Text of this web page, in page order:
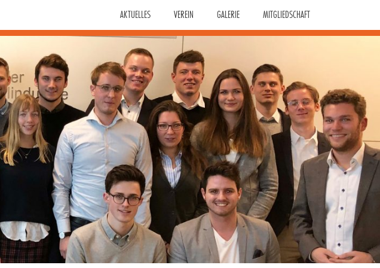
AKTUELLES VEREIN GALERIE MITGLIEDSCHAFT